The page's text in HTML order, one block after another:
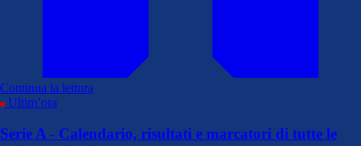
Continua la lettura
Ultim’ora
Serie A - Calendario, risultati e marcatori di tutte le